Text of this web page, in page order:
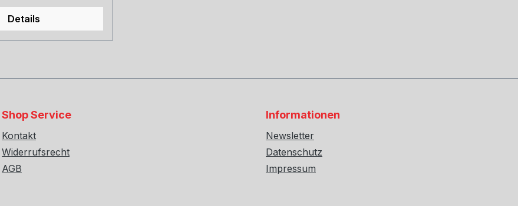
Details
Shop Service
Kontakt
Widerrufsrecht
AGB
Informationen
Newsletter
Datenschutz
Impressum